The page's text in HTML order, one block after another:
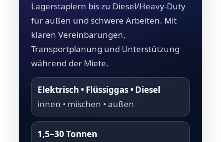
Lagerstaplern bis zu Diesel/Heavy-Duty
für außen und schwere Arbeiten. Mit
klaren Vereinbarungen,
Transportplanung und Unterstützung
während der Miete.
Elektrisch • Flüssiggas • Diesel
innen • mischen • außen
1,5–30 Tonnen